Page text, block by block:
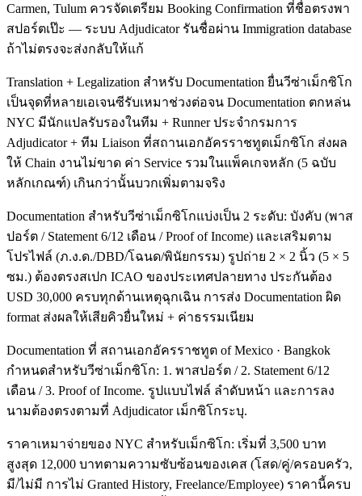
Carmen, Tulum ควรจัดเตรียม Booking Confirmation ที่ชื่อตรงพา
สปอร์ตเป๊ะ — ระบบ Adjudicator รันชื่อผ่าน Immigration database
ถ้าไม่ตรงจะส่งกลับให้แก้
Translation + Legalization สำหรับ Documentation ยื่นวีซ่าเม็กซิโก
เป็นจุดที่หลายเอเจนซีรับเหมาช่วงต่อจน Documentation ตกหล่น
NYC มีนักแปลรับรองในทีม + Runner ประจำกรมการ
Adjudicator + ทีม Liaison ที่สถานเอกอัครราชทูตเม็กซิโก ส่งผล
ให้ Chain งานไม่ขาด ค่า Service รวมในแพ็คเกจหลัก (5 ฉบับ
หลักเกณฑ์) เกินกว่านั้นบวกเพิ่มตามจริง
Documentation สำหรับวีซ่าเม็กซิโกแบ่งเป็น 2 ระดับ: บังคับ (พาส
ปอร์ต / Statement 6/12 เดือน / Proof of Income) และเสริมตาม
โปรไฟล์ (ภ.ง.ด./DBD/โฉนด/พินัยกรรม) รูปถ่าย 2 × 2 นิ้ว (5 × 5
ซม.) ต้องตรงสเปก ICAO ของประเทศปลายทาง ประกันต้อง
USD 30,000 ครบทุกด้านเหตุฉุกเฉิน การส่ง Documentation ผิด
format ส่งผลให้เสียคิวยื่นใหม่ + ค่าธรรมเนียม
Documentation ที่ สถานเอกอัครราชทูต of Mexico · Bangkok
กำหนดสำหรับวีซ่าเม็กซิโก: 1. พาสปอร์ต / 2. Statement 6/12
เดือน / 3. Proof of Income. รูปแบบไฟล์ ลำดับหน้า และการลง
นามต้องตรงตามที่ Adjudicator เม็กซิโกระบุ.
ราคาเหมาจ่ายของ NYC สำหรับเม็กซิโก: เริ่มที่ 3,500 บาท
สูงสุด 12,000 บาทตามความซับซ้อนของเคส (โสด/คู่/ครอบครัว,
มี/ไม่มี การไม่ Granted History, Freelance/Employee) ราคานี้ครบ